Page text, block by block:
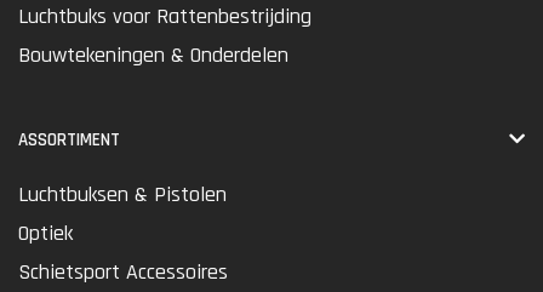
Luchtbuks voor Rattenbestrijding
Bouwtekeningen & Onderdelen
ASSORTIMENT
Luchtbuksen & Pistolen
Optiek
Schietsport Accessoires